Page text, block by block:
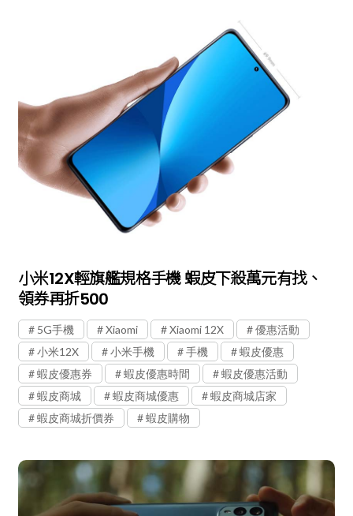
小米12X輕旗艦規格手機 蝦皮下殺萬元有找、
領券再折500
5G手機 Xiaomi Xiaomi 12X
優惠活動
小米12X
小米手機 手機
蝦皮優惠
蝦皮優惠券
蝦皮優惠時間
蝦皮優惠活動
蝦皮商城
蝦皮商城優惠
蝦皮商城店家
蝦皮商城折價券
蝦皮購物